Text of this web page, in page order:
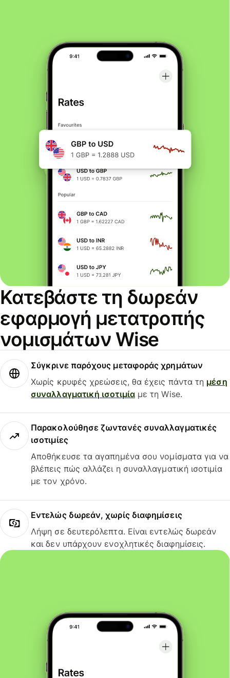
Κατεβάστε τη δωρεάν
εφαρμογή μετατροπής
νομισμάτων Wise
Σύγκρινε παρόχους μεταφοράς χρημάτων
Χωρίς κρυφές χρεώσεις, θα έχεις πάντα τη μέση
συναλλαγματική ισοτιμίαμε τη Wise.
Παρακολούθησε ζωντανές συναλλαγματικές
ισοτιμίες
Αποθήκευσε τα αγαπημένα σου νομίσματα για να
βλέπεις πώς αλλάζει η συναλλαγματική ισοτιμία
με τον χρόνο.
Εντελώς δωρεάν, χωρίς διαφημίσεις
Λήψη σε δευτερόλεπτα. Είναι εντελώς δωρεάν
και δεν υπάρχουν ενοχλητικές διαφημίσεις.